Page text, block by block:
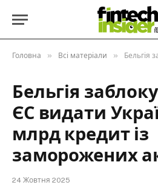
Головна » Всі матеріали » Бельгія заблокувала
Бельгія
ЄС видати
млрд кредит із
заморожених
24 Жовтня 2025